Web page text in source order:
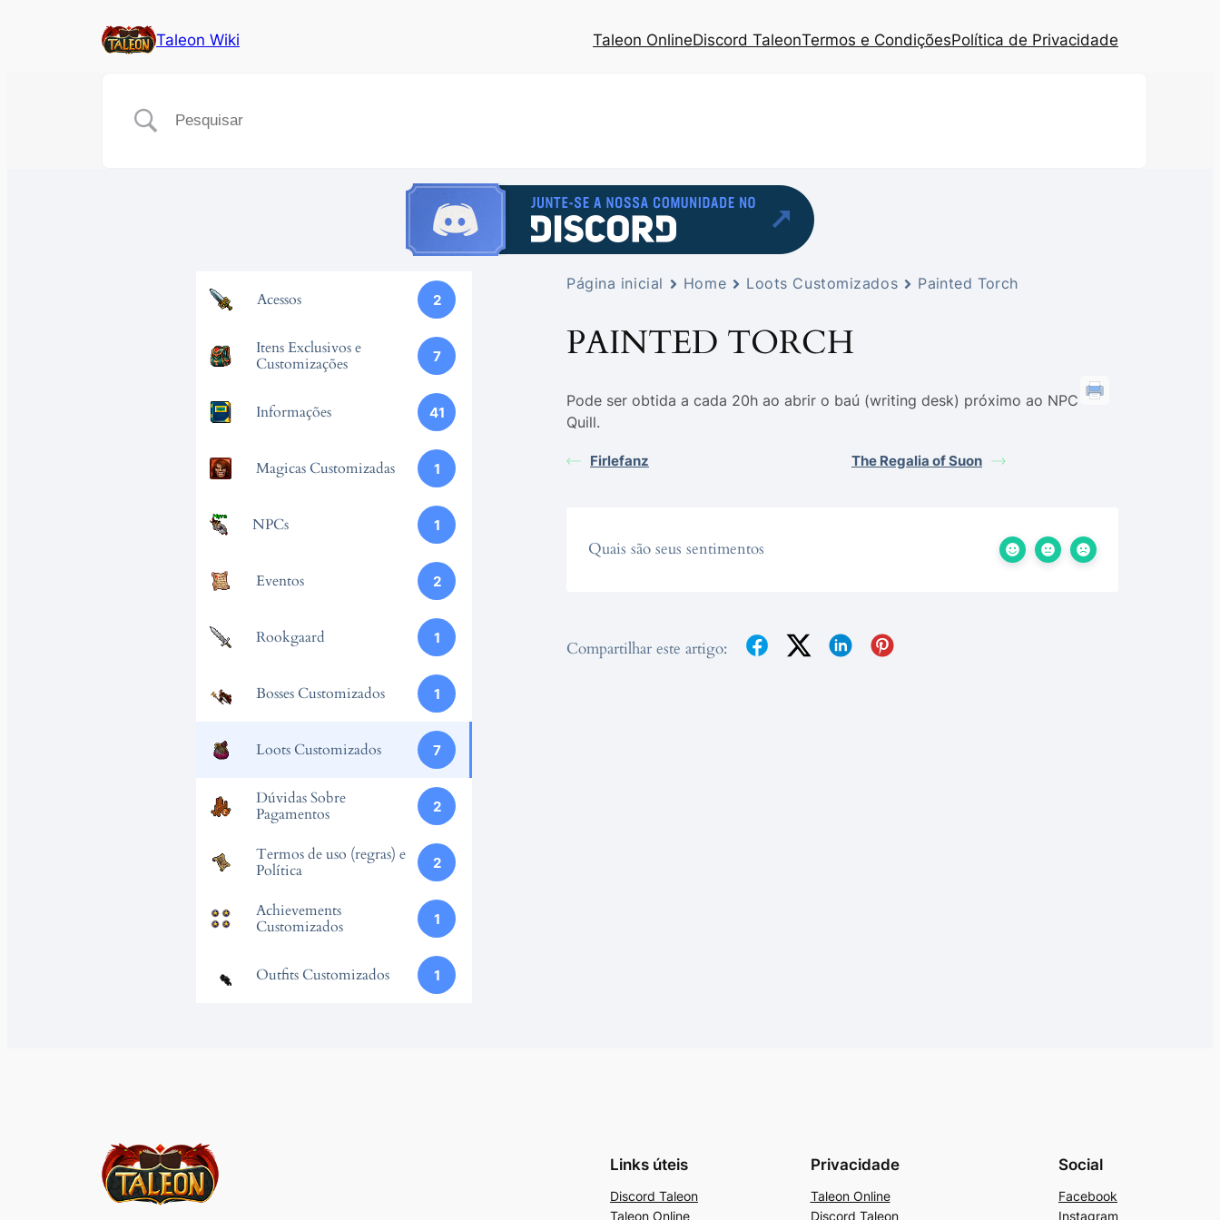
Taleon Wiki Taleon OnlineDiscord TaleonTermos e CondiçõesPolítica de Privacidade
Acessos 2
Itens Exclusivos e
Customizações
7
Informações 41
Magicas Customizadas 1
NPCs 1
Eventos 2
Rookgaard 1
Bosses Customizados 1
Loots Customizados 7
Dúvidas Sobre
Pagamentos
2
Termos de uso (regras) e
Política
2
Achievements
Customizados
1
Outfits Customizados 1
Página inicial Home Loots Customizados Painted Torch
PAINTED TORCH
Pode ser obtida a cada 20h ao abrir o baú (writing desk) próximo ao NPC
Quill.
Firlefanz The Regalia of Suon
Quais são seus sentimentos
Compartilhar este artigo:
Links úteis
Discord Taleon
Taleon Online
Privacidade
Taleon Online
Discord Taleon
Social
Facebook
Instagram